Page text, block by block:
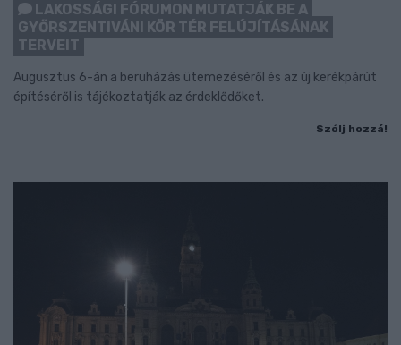
LAKOSSÁGI FÓRUMON MUTATJÁK BE A
GYŐRSZENTIVÁNI KÖR TÉR FELÚJÍTÁSÁNAK
TERVEIT
Augusztus 6-án a beruházás ütemezéséről és az új kerékpárút
építéséről is tájékoztatják az érdeklődőket.
Szólj hozzá!